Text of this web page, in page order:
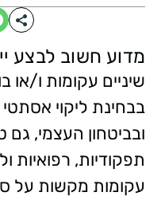
מדוע חשוב לבצע
שיניים עקומות ו/או
בבחינת ליקוי
ובביטחון העצמי, גם
תפקודיות, רפואיות
עקומות מקשות על